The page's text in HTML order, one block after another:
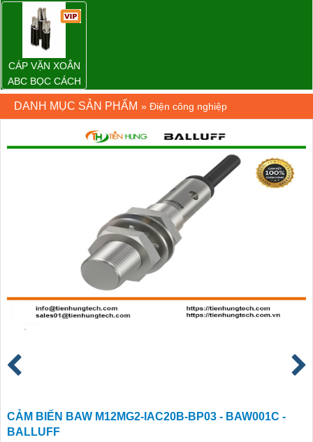
ĐƯỜNG DÂY
TẢI ĐIỆN TRÊN
KHÔNG
CÁP VẶN XOẮN
ABC BỌC CÁCH
ĐIỆN XLPE
DANH MỤC SẢN PHẨM » Điện công nghiệp
CẢM BIẾN BAW M12MG2-IAC20B-BP03 - BAW001C -
BALLUFF